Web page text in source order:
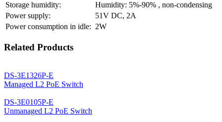
Storage humidity:
Humidity: 5%-90% , non-condensing
Power supply:
51V DC, 2A
Power consumption in idle: 2W
Related Products
DS-3E1326P-E
Managed L2 PoE Switch
DS-3E0105P-E
Unmanaged L2 PoE Switch